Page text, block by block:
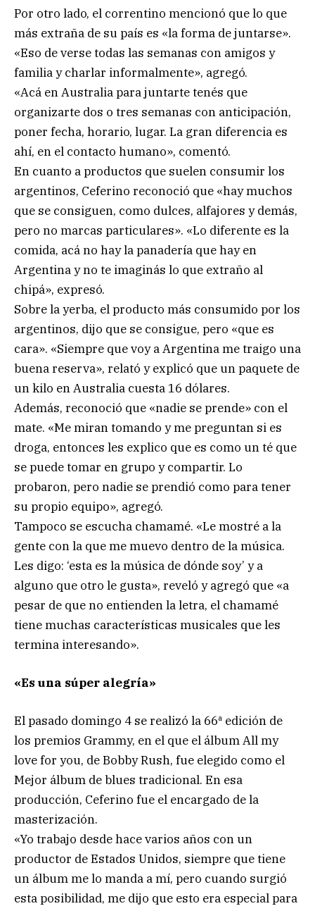
Por otro lado, el correntino mencionó que lo que
más extraña de su país es «la forma de juntarse».
«Eso de verse todas las semanas con amigos y
familia y charlar informalmente», agregó.
«Acá en Australia para juntarte tenés que
organizarte dos o tres semanas con anticipación,
poner fecha, horario, lugar. La gran diferencia es
ahí, en el contacto humano», comentó.
En cuanto a productos que suelen consumir los
argentinos, Ceferino reconoció que «hay muchos
que se consiguen, como dulces, alfajores y demás,
pero no marcas particulares». «Lo diferente es la
comida, acá no hay la panadería que hay en
Argentina y no te imaginás lo que extraño al
chipá», expresó.
Sobre la yerba, el producto más consumido por los
argentinos, dijo que se consigue, pero «que es
cara». «Siempre que voy a Argentina me traigo una
buena reserva», relató y explicó que un paquete de
un kilo en Australia cuesta 16 dólares.
Además, reconoció que «nadie se prende» con el
mate. «Me miran tomando y me preguntan si es
droga, entonces les explico que es como un té que
se puede tomar en grupo y compartir. Lo
probaron, pero nadie se prendió como para tener
su propio equipo», agregó.
Tampoco se escucha chamamé. «Le mostré a la
gente con la que me muevo dentro de la música.
Les digo: ‘esta es la música de dónde soy’ y a
alguno que otro le gusta», reveló y agregó que «a
pesar de que no entienden la letra, el chamamé
tiene muchas características musicales que les
termina interesando».
«Es una súper alegría»
El pasado domingo 4 se realizó la 66ª edición de
los premios Grammy, en el que el álbum All my
love for you, de Bobby Rush, fue elegido como el
Mejor álbum de blues tradicional. En esa
producción, Ceferino fue el encargado de la
masterización.
«Yo trabajo desde hace varios años con un
productor de Estados Unidos, siempre que tiene
un álbum me lo manda a mí, pero cuando surgió
esta posibilidad, me dijo que esto era especial para